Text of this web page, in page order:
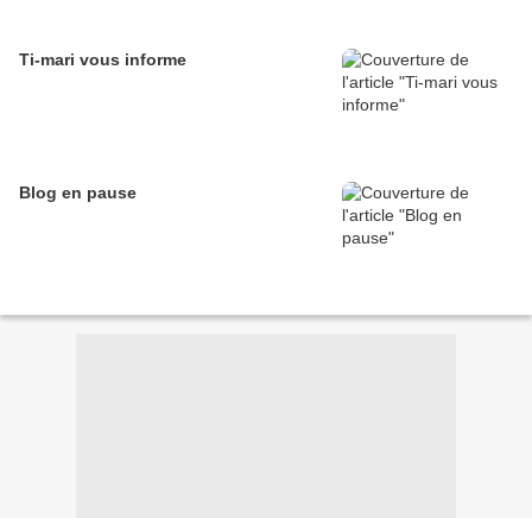
Ti-mari vous informe
Blog en pause